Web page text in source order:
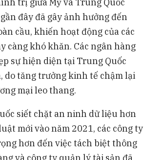
trị giữa Mỹ và Trung Quốc
đây đã gây ảnh hưởng đến
cầu, khiến hoạt động của các
càng khó khăn. Các ngân hàng
sự hiện diện tại Trung Quốc
do tăng trưởng kinh tế chậm lại
mại leo thang.
siết chặt an ninh dữ liệu hơn
mới vào năm 2021, các công ty
hơn đến việc tách biệt thông